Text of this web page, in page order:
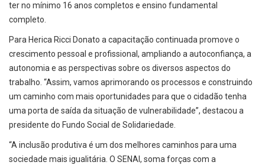
ter no mínimo 16 anos completos e ensino fundamental
completo.
Para Herica Ricci Donato a capacitação continuada promove o
crescimento pessoal e profissional, ampliando a autoconfiança, a
autonomia e as perspectivas sobre os diversos aspectos do
trabalho. “Assim, vamos aprimorando os processos e construindo
um caminho com mais oportunidades para que o cidadão tenha
uma porta de saída da situação de vulnerabilidade”, destacou a
presidente do Fundo Social de Solidariedade.
“A inclusão produtiva é um dos melhores caminhos para uma
sociedade mais igualitária. O SENAI, soma forças com a